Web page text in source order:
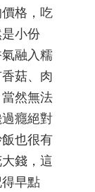
格，吃
小份
融入糯
菇、肉
然無法
癮絕對
也很有
錢，這
早點